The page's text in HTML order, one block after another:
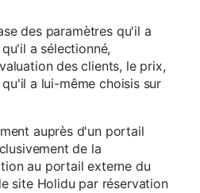
des paramètres qu'il a
a sélectionné,
des clients, le prix,
a lui-même choisis sur
auprès d'un portail
de la
au portail externe du
site Holidu par réservation